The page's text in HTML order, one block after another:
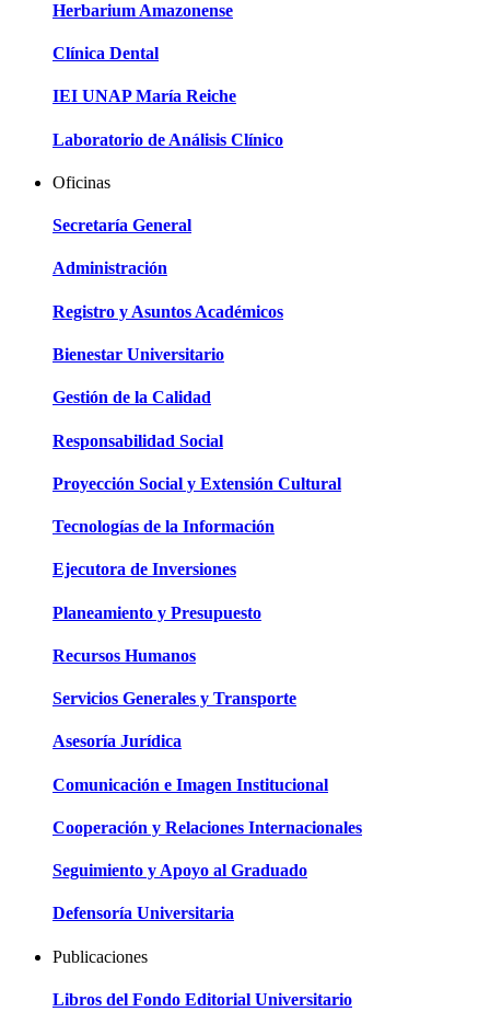
Herbarium Amazonense
Clínica Dental
IEI UNAP María Reiche
Laboratorio de Análisis Clínico
Oficinas
Secretaría General
Administración
Registro y Asuntos Académicos
Bienestar Universitario
Gestión de la Calidad
Responsabilidad Social
Proyección Social y Extensión Cultural
Tecnologías de la Información
Ejecutora de Inversiones
Planeamiento y Presupuesto
Recursos Humanos
Servicios Generales y Transporte
Asesoría Jurídica
Comunicación e Imagen Institucional
Cooperación y Relaciones Internacionales
Seguimiento y Apoyo al Graduado
Defensoría Universitaria
Publicaciones
Libros del Fondo Editorial Universitario